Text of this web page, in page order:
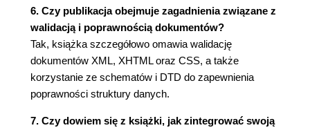
Transformowanie wartości elementów (96)
Tekst otwarty w transformacji (98)
Instrukcja "apply-templates" (100)
Pętle w dokumentach XSLT (102)
Sortowanie (104)
Instrukcje warunkowe (106)
Dołączanie i importowanie dokumentów (110)
6. Czy publikacja obejmuje zagadnienia związane z
walidacją i poprawnością dokumentów?
Tak, książka szczegółowo omawia walidację
dokumentów XML, XHTML oraz CSS, a także
korzystanie ze schematów i DTD do zapewnienia
poprawności struktury danych.
7. Czy dowiem się z książki, jak zintegrować swoją